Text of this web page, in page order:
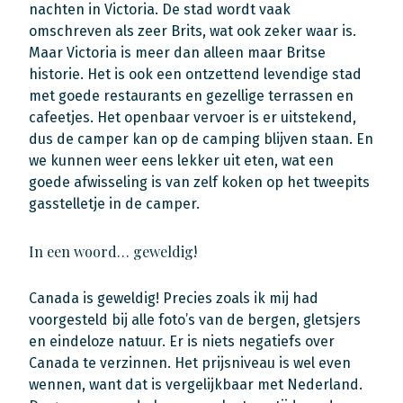
nachten in Victoria. De stad wordt vaak
omschreven als zeer Brits, wat ook zeker waar is.
Maar Victoria is meer dan alleen maar Britse
historie. Het is ook een ontzettend levendige stad
met goede restaurants en gezellige terrassen en
cafeetjes. Het openbaar vervoer is er uitstekend,
dus de camper kan op de camping blijven staan. En
we kunnen weer eens lekker uit eten, wat een
goede afwisseling is van zelf koken op het tweepits
gasstelletje in de camper.
In een woord… geweldig!
Canada is geweldig! Precies zoals ik mij had
voorgesteld bij alle foto’s van de bergen, gletsjers
en eindeloze natuur. Er is niets negatiefs over
Canada te verzinnen. Het prijsniveau is wel even
wennen, want dat is vergelijkbaar met Nederland.